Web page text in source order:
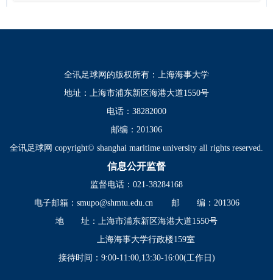
全讯足球网的版权所有：上海海事大学
地址：上海市浦东新区海港大道1550号
电话：38282000
邮编：201306
全讯足球网 copyright© shanghai maritime university all rights reserved.
信息公开监督
监督电话：021-38284168
电子邮箱： smupo@shmtu.edu.cn
邮 编：201306
地 址：上海市浦东新区海港大道1550号
上海海事大学行政楼159室
接待时间：9:00-11:00,13:30-16:00(工作日)